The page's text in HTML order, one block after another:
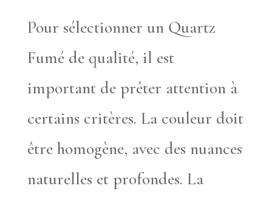
Pour sélectionner un Quartz
Fumé de qualité, il est
important de prêter attention à
certains critères. La couleur doit
être homogène, avec des nuances
naturelles et profondes. La